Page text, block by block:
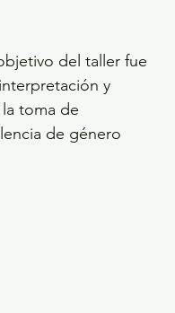
del taller fue
y
toma de
de género